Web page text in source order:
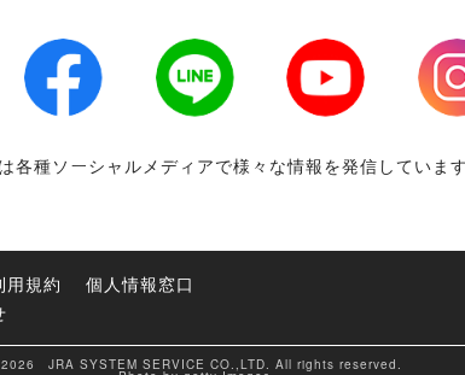
LINE Youtube
各種ソーシャルメディアで様々な情報を発信していま
用規約
個人情報窓口
JRA SYSTEM SERVICE CO.,LTD. All rights reserved.